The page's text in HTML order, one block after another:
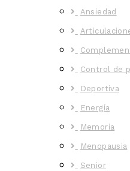
Ansiedad
Control de
Deportiva
Energía
Memoria
Menopausia
Senior